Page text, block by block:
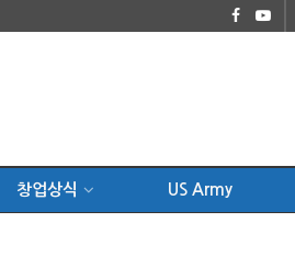
창업상식 US Army